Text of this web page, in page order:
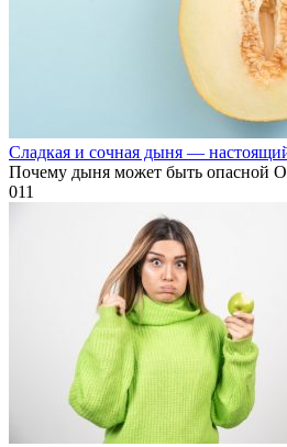
Сладкая и сочная дыня —
Почему дыня может быть опасной
011